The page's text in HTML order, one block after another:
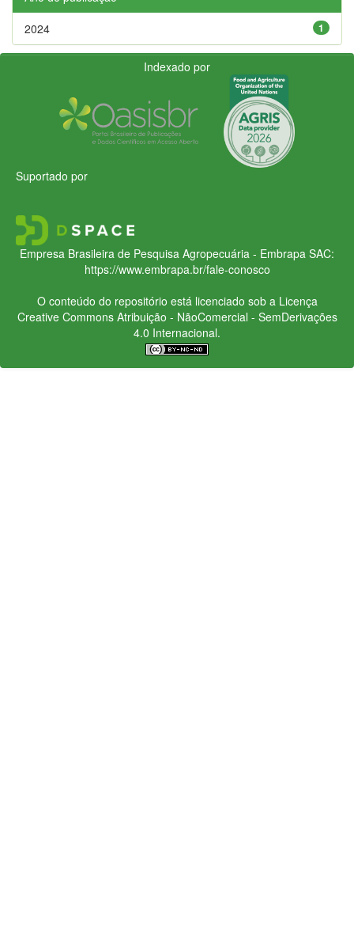
1
2024
Indexado por
Suportado por
Empresa Brasileira de Pesquisa Agropecuária - Embrapa SAC:
https://www.embrapa.br/fale-conosco
O conteúdo do repositório está licenciado sob a Licença
Creative CommonsAtribuição - NãoComercial - SemDerivações
4.0 Internacional.